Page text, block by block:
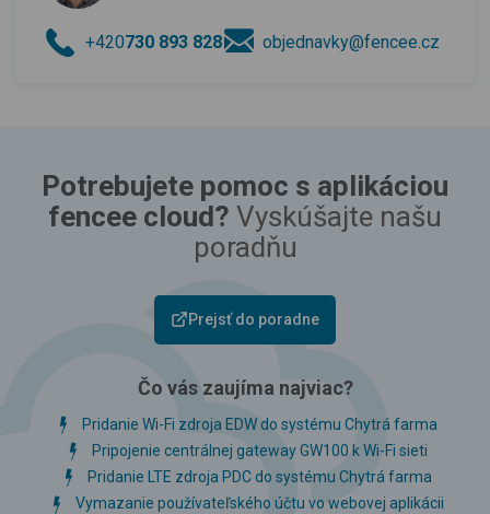
+420730 893 828 objednavky@fencee.cz
Potrebujete pomoc s aplikáciou
fencee cloud? Vyskúšajte našu
poradňu
Prejsť do poradne
Čo vás zaujíma najviac?
Pridanie Wi-Fi zdroja EDW do systému Chytrá farma
Pripojenie centrálnej gateway GW100 k Wi-Fi sieti
Pridanie LTE zdroja PDC do systému Chytrá farma
Vymazanie používateľského účtu vo webovej aplikácii